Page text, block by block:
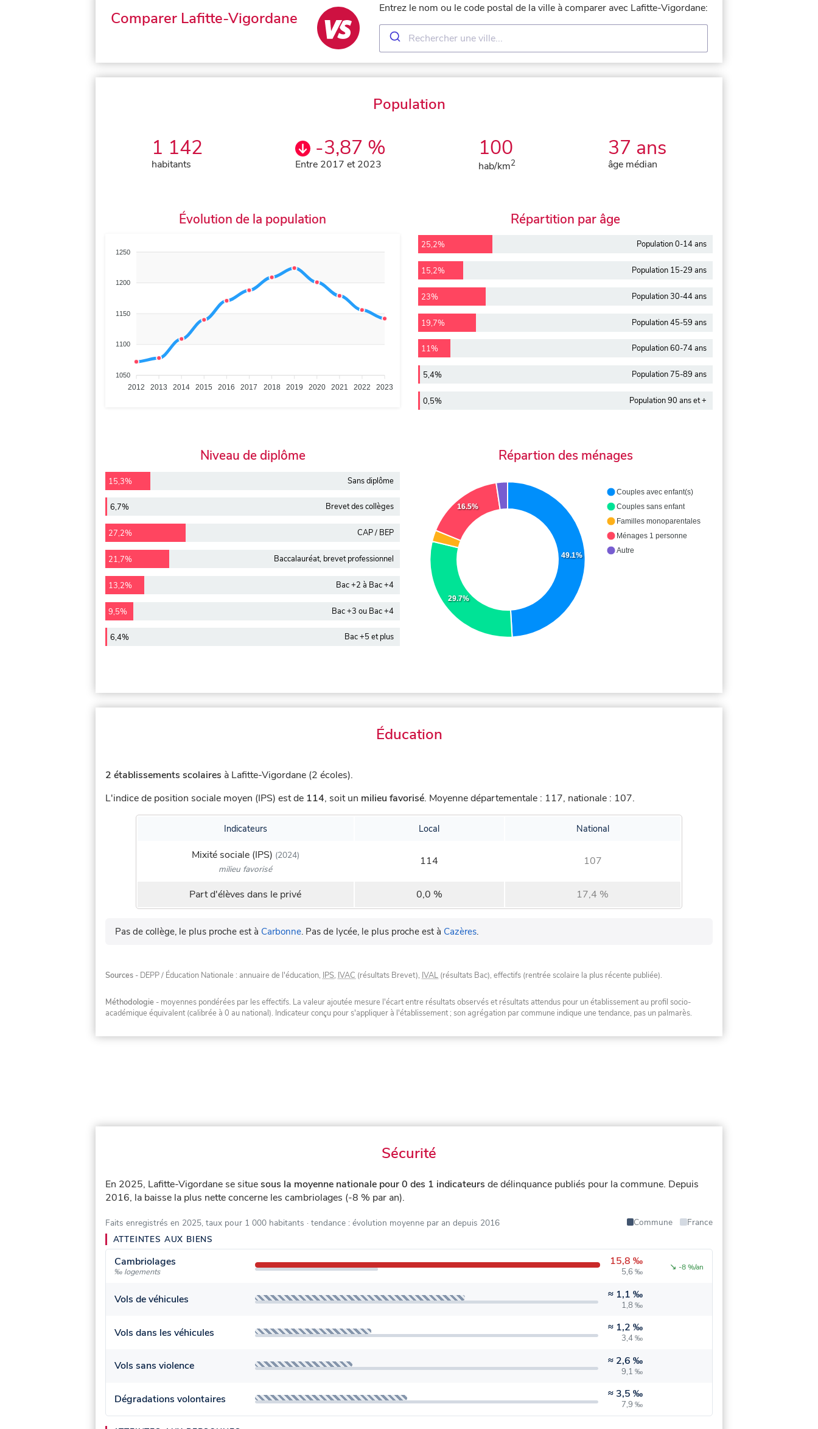
Comparer Lafitte-Vigordane
Entrez le nom ou le code postal de la ville à comparer avec Lafitte-Vigordane:
Population
1 142
habitants
-3,87 %
Entre 2017 et 2023
100
hab/km2
37 ans
âge médian
Évolution de la population
1250
1200
1150
1100
1050
2012 2013 2014 2015 2016 2017 2018 2019 2020 2021 2022 2023
Répartition par âge
25,2% Population 0-14 ans
15,2% Population 15-29 ans
23% Population 30-44 ans
19,7% Population 45-59 ans
11% Population 60-74 ans
5,4% Population 75-89 ans
0,5% Population 90 ans et +
Niveau de diplôme
15,3% Sans diplôme
6,7% Brevet des collèges
27,2% CAP / BEP
21,7% Baccalauréat, brevet professionnel
13,2% Bac +2 à Bac +4
9,5% Bac +3 ou Bac +4
6,4% Bac +5 et plus
Répartion des ménages
49.1%
29.7%
16.5%
Couples avec enfant(s)
Couples sans enfant
Familles monoparentales
Ménages 1 personne
Autre
Éducation
2 établissements scolaires à Lafitte-Vigordane (2 écoles).
L'indice de position sociale moyen (IPS) est de 114, soit un milieu favorisé. Moyenne départementale : 117, nationale : 107.
Indicateurs Local National
Mixité sociale (IPS) (2024)
milieu favorisé
114 107
Part d'élèves dans le privé 0,0 % 17,4 %
Pas de collège, le plus proche est à Carbonne. Pas de lycée, le plus proche est à Cazères.
Sources - DEPP / Éducation Nationale : annuaire de l'éducation, IPS, IVAC (résultats Brevet), IVAL (résultats Bac), effectifs (rentrée scolaire la plus récente publiée).
Méthodologie - moyennes pondérées par les effectifs. La valeur ajoutée mesure l'écart entre résultats observés et résultats attendus pour un établissement au profil socio-
académique équivalent (calibrée à 0 au national). Indicateur conçu pour s'appliquer à l'établissement ; son agrégation par commune indique une tendance, pas un palmarès.
Sécurité
En 2025, Lafitte-Vigordane se situesous la moyenne nationale pour 0 des 1 indicateurs de délinquance publiés pour la commune. Depuis
2016, la baisse la plus nette concerne les cambriolages (-8 % par an).
Faits enregistrés en 2025, taux pour 1 000 habitants · tendance : évolution moyenne par an depuis 2016 Commune
France
ATTEINTES AUX BIENS
Cambriolages
‰ logements
15,8 ‰
5,6 ‰ ↘ -8 %/an
Vols de véhicules ≈ 1,1 ‰
1,8 ‰
Vols dans les véhicules ≈ 1,2 ‰
3,4 ‰
Vols sans violence ≈ 2,6 ‰
9,1 ‰
Dégradations volontaires ≈ 3,5 ‰
7,9 ‰